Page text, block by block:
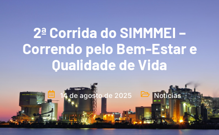
2ª Corrida do SIMMMEI –
Correndo pelo Bem-Estar e
Qualidade de Vida
14 de agosto de 2025 Notícias